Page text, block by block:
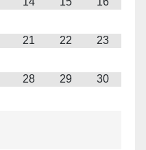
21 22 23
28 29 30